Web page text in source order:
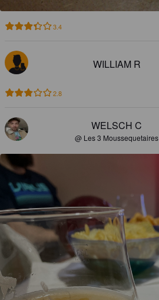
3.4
WILLIAM R
2.8
WELSCH C
@ Les 3 Moussequetaires